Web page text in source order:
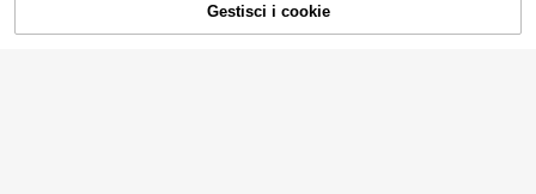
AGGIUNGI AL CARRELLO
Gestisci i cookie